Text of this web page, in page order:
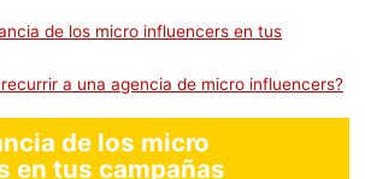
de los micro influencers en tus
a una agencia de micro influencers?
de los micro
en tus campañas